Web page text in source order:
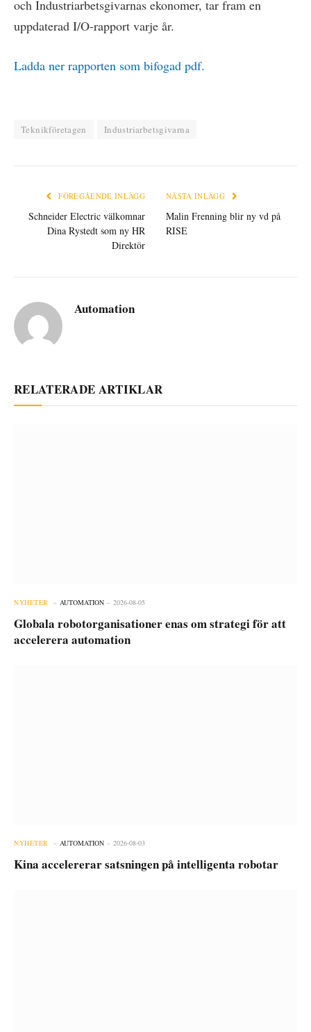
och Industriarbetsgivarnas ekonomer, tar fram en
uppdaterad I/O-rapport varje år.
Ladda ner rapporten som bifogad pdf.
Teknikföretagen Industriarbetsgivarna
FÖREGÅENDE INLÄGG
Schneider Electric välkomnar
Dina Rystedt som ny HR
Direktör
NÄSTA INLÄGG
Malin Frenning blir ny vd på
RISE
Automation
RELATERADE ARTIKLAR
NYHETER AUTOMATION 2026-08-05
Globala robotorganisationer enas om strategi för att
accelerera automation
NYHETER AUTOMATION 2026-08-03
Kina accelererar satsningen på intelligenta robotar